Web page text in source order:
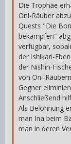
Die Trophäe
Oni-Räuber
Quests "Die
bekämpfen"
verfügbar,
der Ishikari-
der Nishin-
von Oni-
Gegner
Anschließend
Als Belohnung
man Ina beim
man in deren